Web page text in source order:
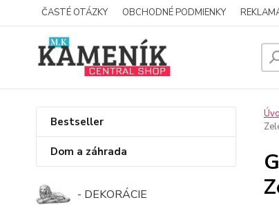
ČASTÉ OTÁZKY OBCHODNÉ PODMIENKY
Bestseller
Dom a záhrada
- DEKORÁCIE